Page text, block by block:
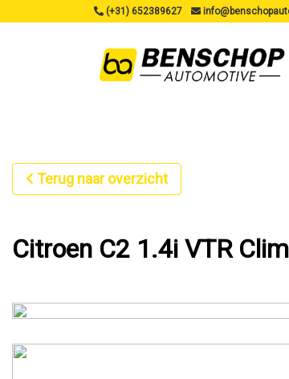
(+31) 652389627
Terug naar overzicht
Citroen C2 1.4i VTR